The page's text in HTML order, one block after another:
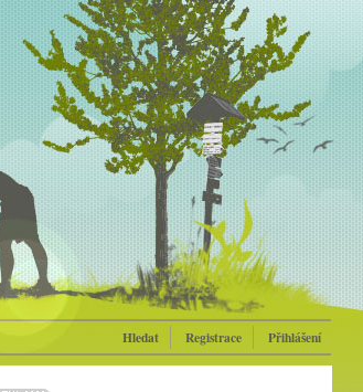
Hledat Registrace Přihlášení